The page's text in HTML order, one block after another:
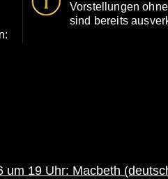
Vorstellungen
sind bereits
um 19 Uhr: Macbeth